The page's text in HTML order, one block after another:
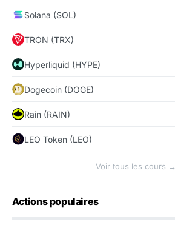
Solana (SOL)
TRON (TRX)
Hyperliquid (HYPE)
Dogecoin (DOGE)
Rain (RAIN)
LEO Token (LEO)
Voir tous les cours →
Actions populaires